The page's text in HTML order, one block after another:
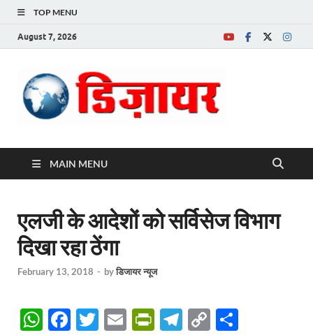
TOP MENU
August 7, 2026
MAIN MENU
एलजी के आदेशों को सर्विसेज विभाग
दिखा रहा ठेंगा
February 13, 2018 - byडिजायर न्यूज
W F
T
E
P
T
C